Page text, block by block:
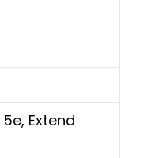
Extend